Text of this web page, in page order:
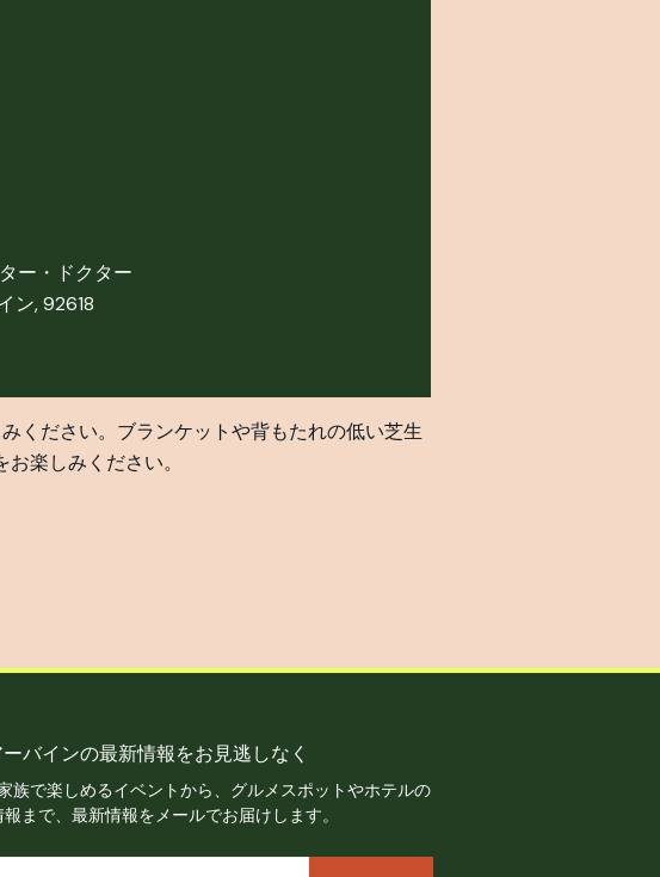
ー・ドクター
ン, 92618
ください。ブランケットや背もたれの低い芝生
楽しみください。
バインの最新情報をお見逃しなく
族で楽しめるイベントから、グルメスポットやホテルの
まで、最新情報をメールでお届けします。